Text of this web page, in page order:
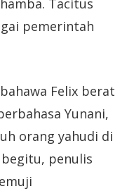
Tacitus
pemerintah
Felix berat
Yunani,
orang yahudi di
penulis